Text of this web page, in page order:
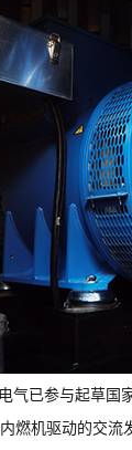
气已参与起草国
燃机驱动的交